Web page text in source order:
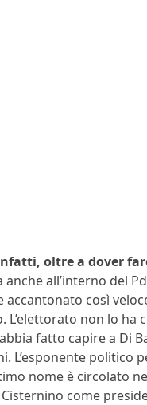
oltre a dover
anche all’interno del
accantonato così
L’elettorato non lo
fatto capire a Di
L’esponente politico
nome è circolato
come